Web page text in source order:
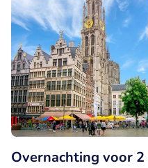
Overnachting voor